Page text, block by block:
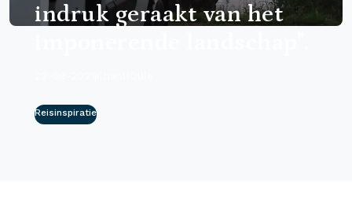
indruk geraakt van het
Reisinspiratie